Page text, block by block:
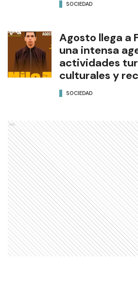
SOCIEDAD
Agosto llega a
una intensa
actividades
culturales y
SOCIEDAD
Ads